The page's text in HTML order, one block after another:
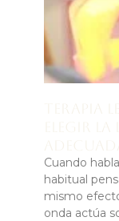
Cuando
habitual
mismo
onda actúa